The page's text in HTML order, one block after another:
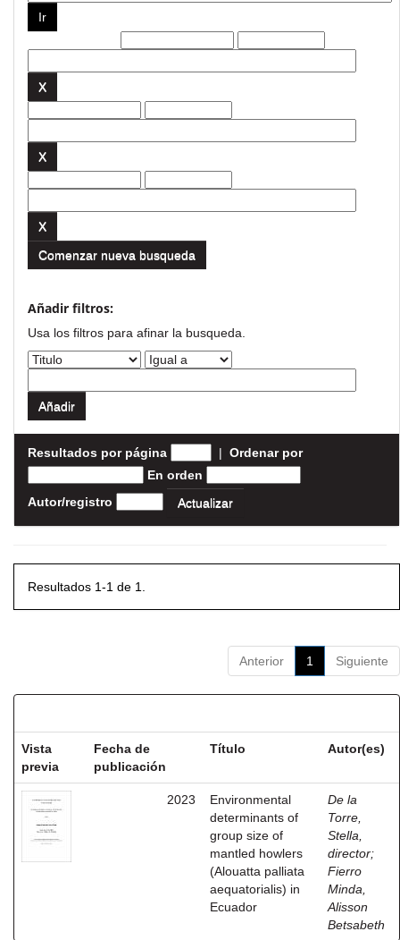
Comenzar nueva busqueda
Añadir filtros:
Usa los filtros para afinar la busqueda.
Resultados por página | Ordenar por
En orden
Autor/registro
Resultados 1-1 de 1.
Anterior 1 Siguiente
Vista
previa
Fecha de
publicación
Título Autor(es)
2023
Environmental
determinants of
group size of
mantled howlers
(Alouatta palliata
aequatorialis) in
Ecuador
De la
Torre,
Stella,
director;
Fierro
Minda,
Alisson
Betsabeth